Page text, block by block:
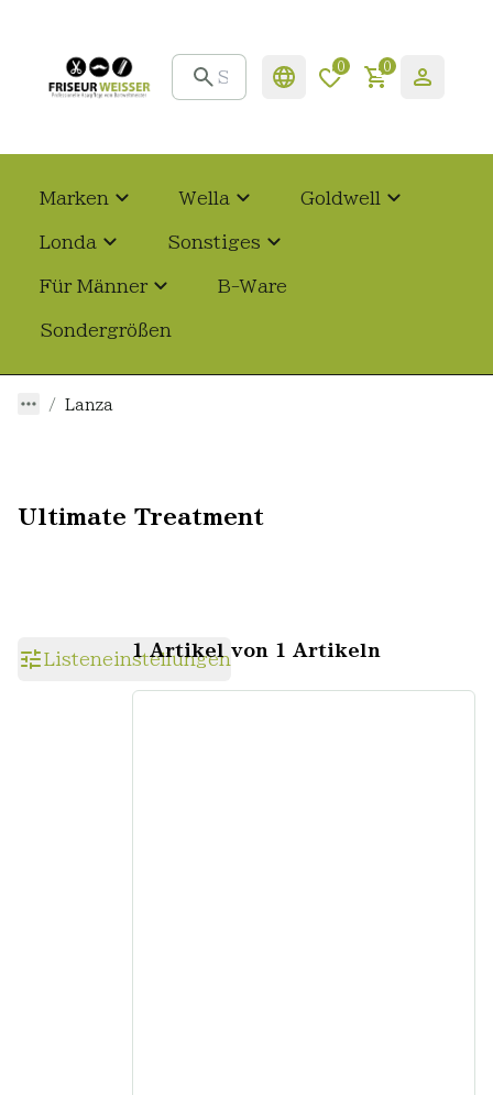
0 0
Marken Wella Goldwell
Londa Sonstiges
Für Männer B-Ware
Sondergrößen
Lanza
Ultimate Treatment
Listeneinstellungen
1 Artikel von 1 Artikeln